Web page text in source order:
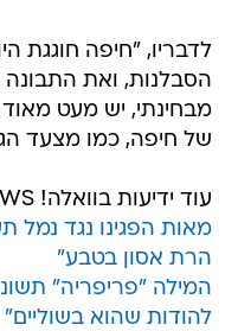
לדבריו, "חיפה חוגגת
הסבלנות, ואת
מבחינתי, יש מעט
של חיפה, כמו מצעד
עוד ידיעות בוואלה! NEWS:
מאות הפגינו נגד נמל
הרת אסון בטבע"
המילה "פריפריה"
להודות שהוא בשוליים"